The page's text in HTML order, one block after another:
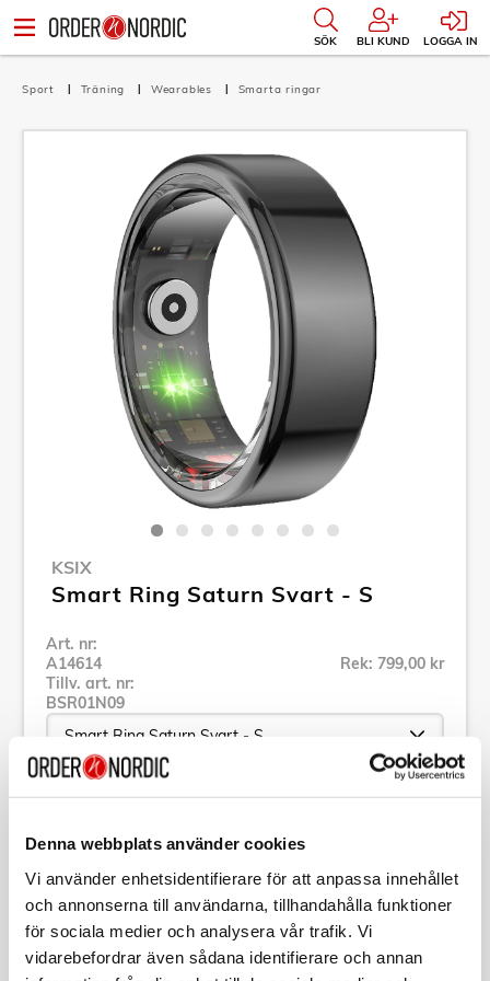
Denna webbplats använder cookies
Vi använder enhetsidentifierare för att anpassa innehållet
och annonserna till användarna, tillhandahålla funktioner
för sociala medier och analysera vår trafik. Vi
vidarebefordrar även sådana identifierare och annan
SÖK BLI KUND LOGGA IN
Sport Träning Wearables Smarta ringar
KSIX
Smart Ring Saturn Svart - S
Art. nr:
A14614
Tillv. art. nr:
BSR01N09
Rek: 799,00 kr
Specifikation
Beskrivning